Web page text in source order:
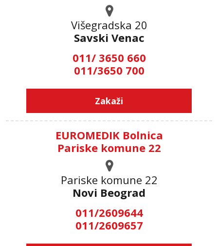
Višegradska 20
Savski Venac
011/ 3650 660
011/3650 700
Zakaži
EUROMEDIK Bolnica
Pariske komune 22
Pariske komune 22
Novi Beograd
011/2609644
011/2609657